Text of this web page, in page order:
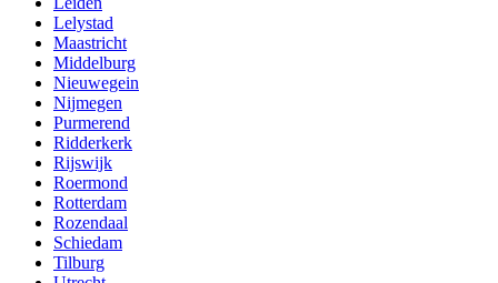
Lelystad
Maastricht
Middelburg
Nieuwegein
Nijmegen
Purmerend
Ridderkerk
Rijswijk
Roermond
Rotterdam
Rozendaal
Schiedam
Tilburg